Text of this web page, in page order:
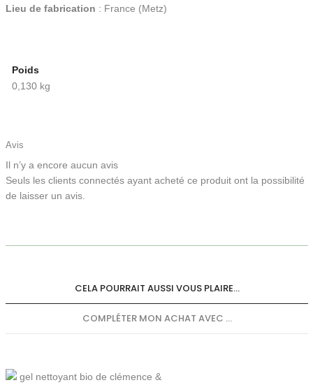
Lieu de fabrication : France (Metz)
Poids
0,130 kg
Avis
Il n’y a encore aucun avis
Seuls les clients connectés ayant acheté ce produit ont la possibilité
de laisser un avis.
CELA POURRAIT AUSSI VOUS PLAIRE...
COMPLÉTER MON ACHAT AVEC ...